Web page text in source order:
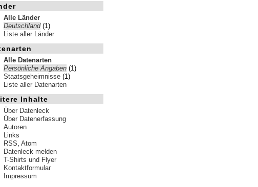
Alle Länder
Deutschland(1)
Liste aller Länder
Alle Datenarten
Persönliche Angaben (1)
Staatsgeheimnisse (1)
Liste aller Datenarten
Inhalte
Über Datenleck
Über Datenerfassung
Autoren
Links
RSS, Atom
Datenleck melden
T-Shirts und Flyer
Kontaktformular
Impressum